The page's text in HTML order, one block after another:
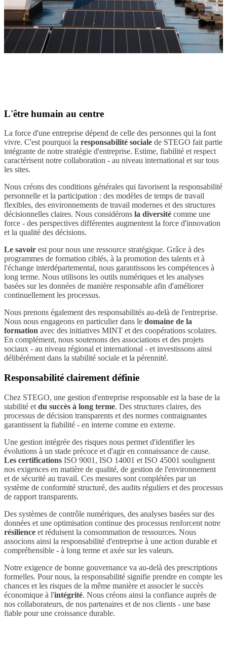
L'être humain au centre
La force d'une entreprise dépend de celle des personnes qui la font
vivre. C'est pourquoi la responsabilité sociale de STEGO fait partie
intégrante de notre stratégie d'entreprise. Estime, fiabilité et respect
caractérisent notre collaboration - au niveau international et sur tous
les sites.
Nous créons des conditions générales qui favorisent la responsabilité
personnelle et la participation : des modèles de temps de travail
flexibles, des environnements de travail modernes et des structures
décisionnelles claires. Nous considérons la diversité comme une
force - des perspectives différentes augmentent la force d'innovation
et la qualité des décisions.
Le savoir est pour nous une ressource stratégique. Grâce à des
programmes de formation ciblés, à la promotion des talents et à
l'échange interdépartemental, nous garantissons les compétences à
long terme. Nous utilisons les outils numériques et les analyses
basées sur les données de manière responsable afin d'améliorer
continuellement les processus.
Nous prenons également des responsabilités au-delà de l'entreprise.
Nous nous engageons en particulier dans le domaine de la
formation avec des initiatives MINT et des coopérations scolaires.
En complément, nous soutenons des associations et des projets
sociaux - au niveau régional et international - et investissons ainsi
délibérément dans la stabilité sociale et la pérennité.
Responsabilité clairement définie
Chez STEGO, une gestion d'entreprise responsable est la base de la
stabilité et du succès à long terme. Des structures claires, des
processus de décision transparents et des normes contraignantes
garantissent la fiabilité - en interne comme en externe.
Une gestion intégrée des risques nous permet d'identifier les
évolutions à un stade précoce et d'agir en connaissance de cause.
Les certifications ISO 9001, ISO 14001 et ISO 45001 soulignent
nos exigences en matière de qualité, de gestion de l'environnement
et de sécurité au travail. Ces mesures sont complétées par un
système de conformité structuré, des audits réguliers et des processus
de rapport transparents.
Des systèmes de contrôle numériques, des analyses basées sur des
données et une optimisation continue des processus renforcent notre
résilience et réduisent la consommation de ressources. Nous
associons ainsi la responsabilité d'entreprise à une action durable et
compréhensible - à long terme et axée sur les valeurs.
Notre exigence de bonne gouvernance va au-delà des prescriptions
formelles. Pour nous, la responsabilité signifie prendre en compte les
chances et les risques de la même manière et associer le succès
économique à l'intégrité. Nous créons ainsi la confiance auprès de
nos collaborateurs, de nos partenaires et de nos clients - une base
fiable pour une croissance durable.